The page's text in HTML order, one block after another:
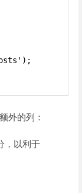
外的列：
，以利于